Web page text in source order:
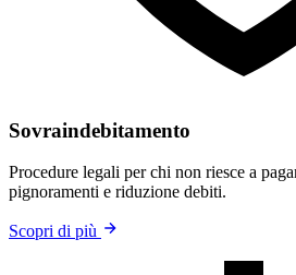
Sovraindebitamento
Procedure legali per chi non riesce a
pignoramenti e riduzione debiti.
Scopri di più